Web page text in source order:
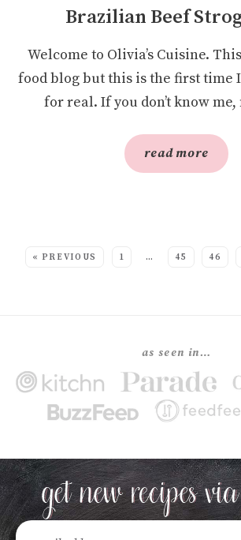
Brazilian Beef
Welcome to Olivia’s Cuisine.
food blog but this is the first time
for real. If you don’t know me,
read more
« PREVIOUS 1 … 45 46
as seen in…